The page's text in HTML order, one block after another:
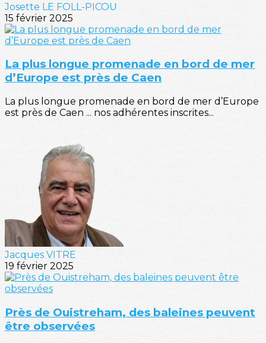
Josette LE FOLL-PICOU
15 février 2025
La plus longue promenade en bord de mer
d’Europe est près de Caen
La plus longue promenade en bord de mer d’Europe
est près de Caen ... nos adhérentes inscrites...
Jacques VITRE
19 février 2025
Près de Ouistreham, des baleines peuvent
être observées